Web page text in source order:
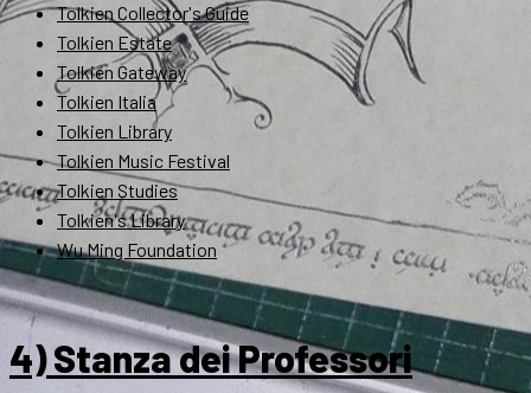
Tolkien Collector's Guide
Tolkien Estate
Tolkien Gateway
Tolkien Italia
Tolkien Library
Tolkien Music Festival
Tolkien Studies
Tolkien's Library
Wu Ming Foundation
4) Stanza dei Professori